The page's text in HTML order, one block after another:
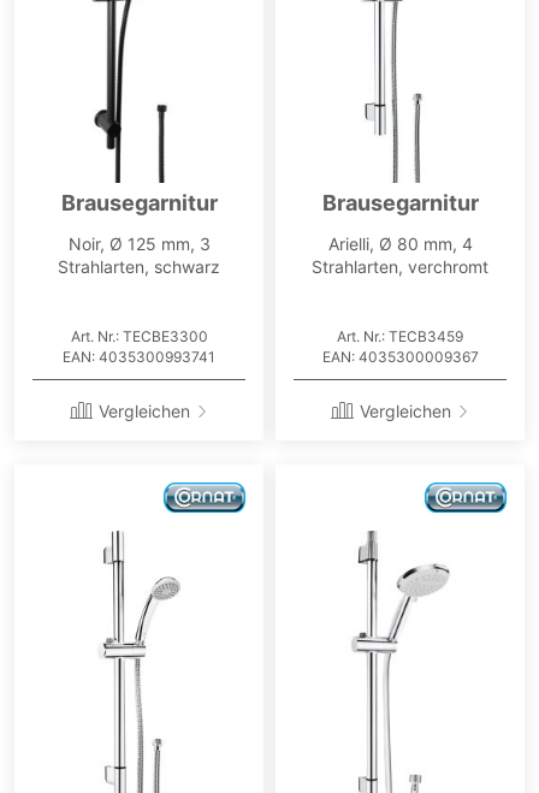
Brausegarnitur
Noir, Ø 125 mm, 3
Strahlarten, schwarz
Art. Nr.: TECBE3300
EAN: 4035300993741
Vergleichen
Brausegarnitur
Arielli, Ø 80 mm, 4
Strahlarten, verchromt
Art. Nr.: TECB3459
EAN: 4035300009367
Vergleichen